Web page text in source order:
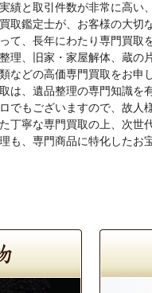
績と取引件数が非常に高い
取鑑定士が、お客様の大切
て、長年にわたり専門買取
理、旧家・家屋解体、蔵の
などの高価専門買取をお申
は、遺品整理の専門知識を
でもございますので、故人
丁寧な専門買取の上、次世
も、専門商品に特化したお